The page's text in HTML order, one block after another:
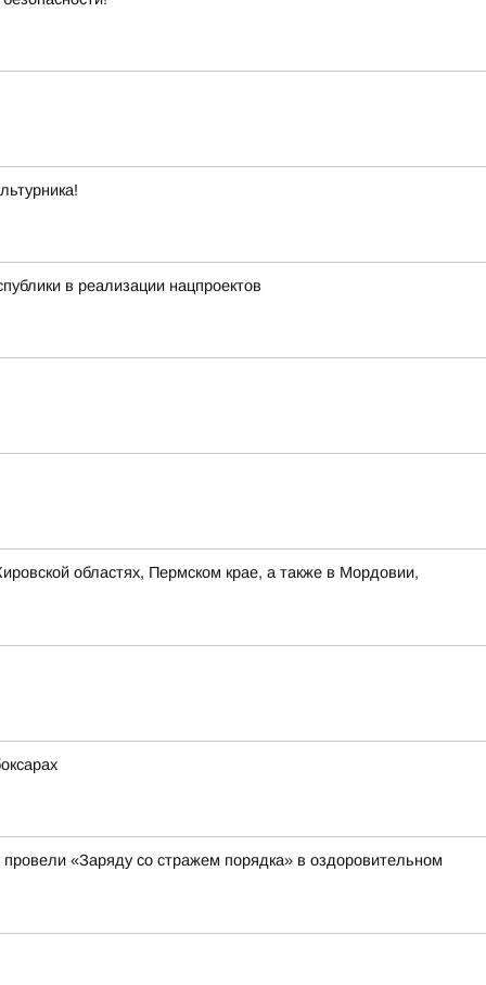
в реализации нацпроектов
областях, Пермском крае, а также в Мордовии,
«Заряду со стражем порядка» в оздоровительном